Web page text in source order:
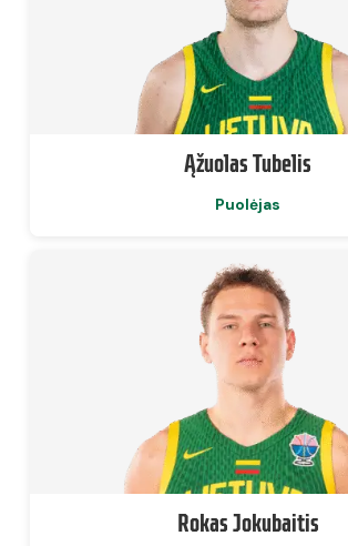
Ąžuolas Tubelis
Puolėjas
Rokas Jokubaitis